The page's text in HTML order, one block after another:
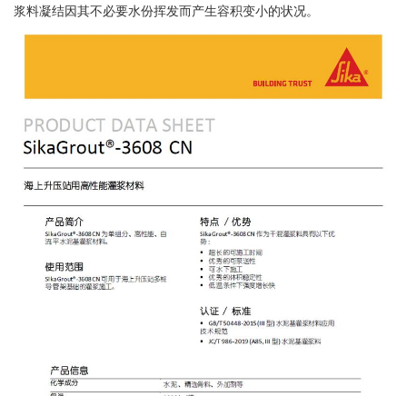
浆料凝结因其不必要水份挥发而产生容积变小的状况。